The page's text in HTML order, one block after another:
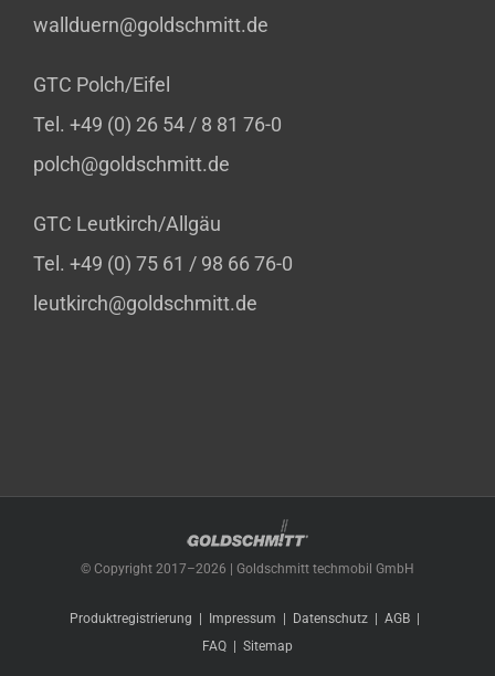
wallduern@goldschmitt.de
GTC Polch/Eifel
Tel. +49 (0) 26 54 / 8 81 76-0
polch@goldschmitt.de
GTC Leutkirch/Allgäu
Tel. +49 (0) 75 61 / 98 66 76-0
leutkirch@goldschmitt.de
© Copyright 2017–2026 | Goldschmitt techmobil GmbH
Produktregistrierung Impressum Datenschutz
AGB
FAQ
Sitemap